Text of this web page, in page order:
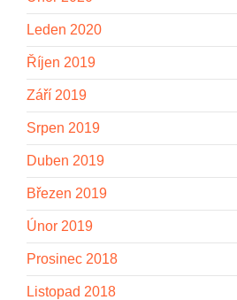
Leden 2020
Říjen 2019
Září 2019
Srpen 2019
Duben 2019
Březen 2019
Únor 2019
Prosinec 2018
Listopad 2018